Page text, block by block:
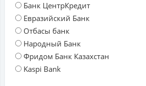
Банк ЦентрКредит
Евразийский Банк
Отбасы банк
Народный Банк
Фридом Банк Казахстан
Kaspi Bank